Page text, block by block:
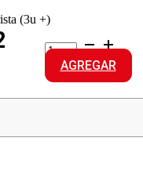
(3u +)
NOSOTRAS
TOALLA
NATURAL
PLUS
cantidad
AGREGAR